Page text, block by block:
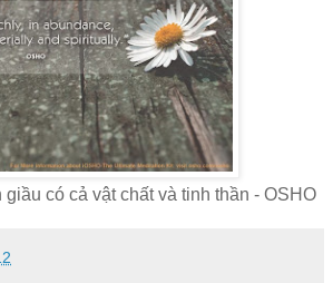
giầu có cả vật chất và tinh thần - OSHO